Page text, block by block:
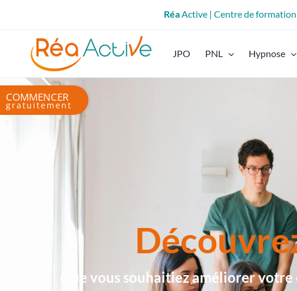
RéaActive | Centre de
JPO PNL Hypnose
Que vous souhaitiez améliorer
Bascule
de